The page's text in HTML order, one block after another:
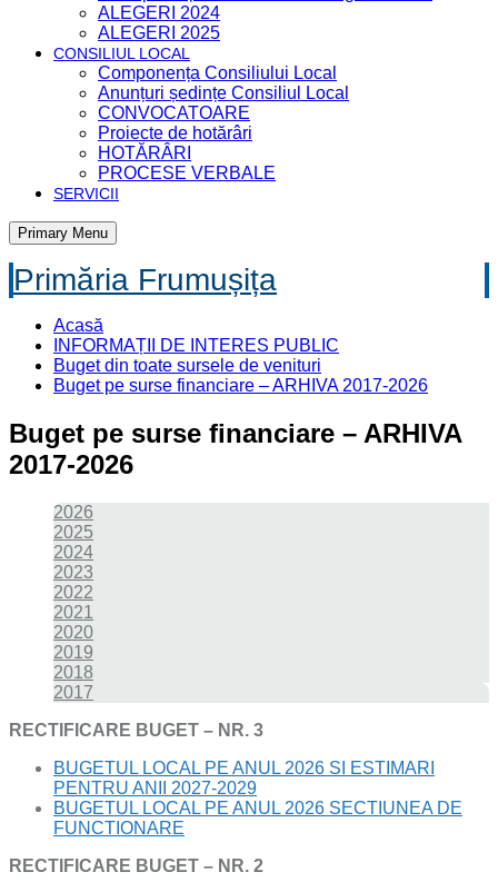
ALEGERI 2024
ALEGERI 2025
CONSILIUL LOCAL
Componența Consiliului Local
Anunțuri ședințe Consiliul Local
CONVOCATOARE
Proiecte de hotărâri
HOTĂRÂRI
PROCESE VERBALE
SERVICII
Primary Menu
Primăria Frumușița
Acasă
INFORMAȚII DE INTERES PUBLIC
Buget din toate sursele de venituri
Buget pe surse financiare – ARHIVA 2017-2026
Buget pe surse financiare – ARHIVA
2017-2026
2026
2025
2024
2023
2022
2021
2020
2019
2018
2017
RECTIFICARE BUGET – NR. 3
BUGETUL LOCAL PE ANUL 2026 SI ESTIMARI
PENTRU ANII 2027-2029
BUGETUL LOCAL PE ANUL 2026 SECTIUNEA DE
FUNCTIONARE
RECTIFICARE BUGET – NR. 2